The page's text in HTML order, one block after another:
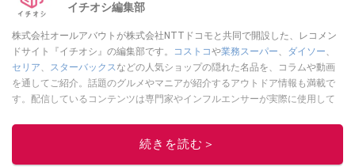
イチオシ編集部
株式会社オールアバウトが株式会社NTTドコモと共同で開設した、レコメン
ドサイト『イチオシ』の編集部です。
コストコや業務スーパー ダイソー
セリア
スターバックス などの人気ショップの隠れた名品を、コラムや動画
を通してご紹介。話題のグルメやマニアが紹介するアウトドア情報も満載で
す。配信しているコンテンツは専門家やインフルエンサーが実際に使用して
ニュースでフォロー
続きを読む＞